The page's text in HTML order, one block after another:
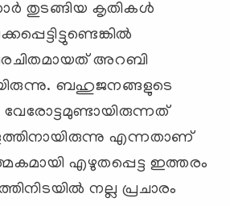
തുടങ്ങിയ കൃതികള്‍
അറബി
ബഹുജനങ്ങളുടെ
എന്നതാണ്
എഴുതപ്പെട്ട ഇത്തരം
നല്ല പ്രചാരം